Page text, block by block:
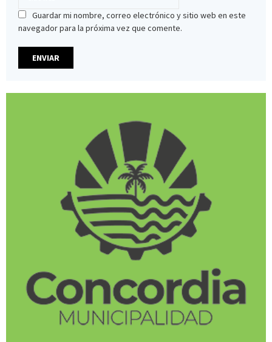
Guardar mi nombre, correo electrónico y sitio web en este
navegador para la próxima vez que comente.